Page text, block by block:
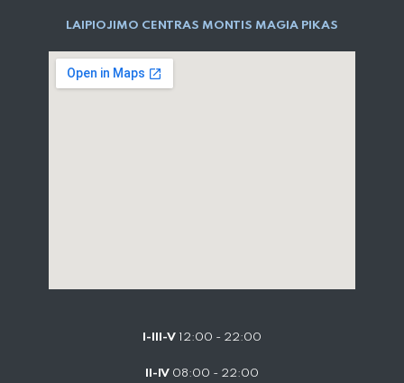
LAIPIOJIMO CENTRAS MONTIS MAGIA PIKAS
I-III-V 12:00 - 22:00
II-IV 08:00 - 22:00